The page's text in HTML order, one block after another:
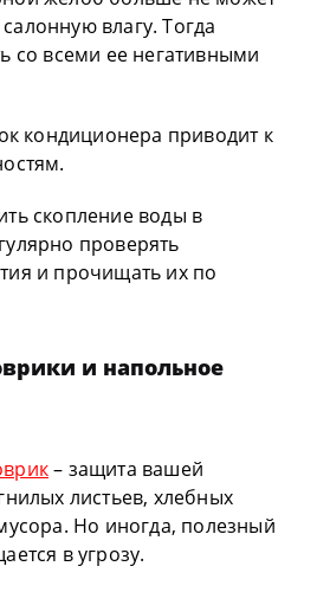
влагу. Тогда
со всеми ее негативными
кондиционера приводит к
скопление воды в
проверять
и прочищать их по
и напольное
– защита вашей
листьев, хлебных
Но иногда, полезный
в угрозу.